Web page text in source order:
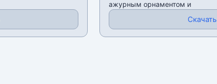
ажурным орнаментом и
Скачать